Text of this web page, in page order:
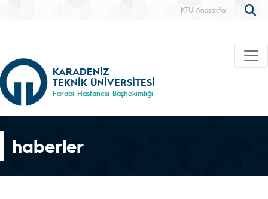
KTÜ Anasayfa
KARADENİZ
TEKNİK ÜNİVERSİTESİ
Farabi Hastanesi Başhekimliği
haberler